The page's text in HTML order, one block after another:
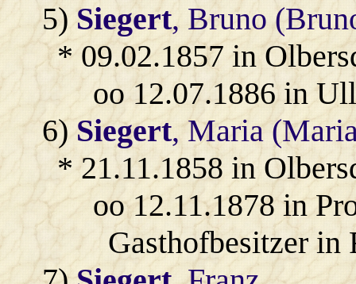
5)Siegert, Bruno
* 09.02.1857 in
oo 12.07.1886 in
6)Siegert, Maria
* 21.11.1858 in
oo 12.11.1878 in
Gasthofbesitzer in